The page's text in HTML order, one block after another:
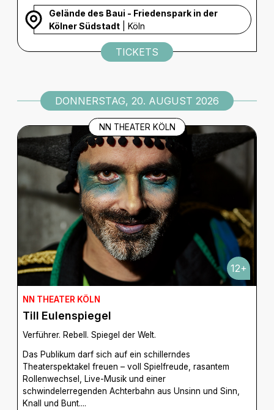
Gelände des Baui - Friedenspark in der
Kölner Südstadt | Köln
TICKETS
DONNERSTAG, 20. AUGUST 2026
NN THEATER KÖLN
12+
NN THEATER KÖLN
Till Eulenspiegel
Verführer. Rebell. Spiegel der Welt.
Das Publikum darf sich auf ein schillerndes
Theaterspektakel freuen – voll Spielfreude, rasantem
Rollenwechsel, Live-Musik und einer
schwindelerregenden Achterbahn aus Unsinn und Sinn,
Knall und Bunt....